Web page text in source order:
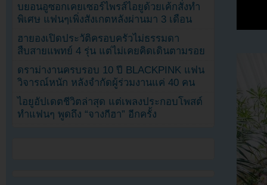
บยอนอูซอกเคยเซอร์ไพรส์ไอยูด้วยเค้กสั่งทำ
พิเศษ แฟนๆเพิ่งสังเกตหลังผ่านมา 3 เดือน
ฮายองเปิดประวัติครอบครัวไม่ธรรมดา
สืบสายแพทย์ 4 รุ่น แต่ไม่เคยคิดเดินตามรอย
ดราม่างานครบรอบ 10 ปี BLACKPINK แฟน
วิจารณ์หนัก หลังจำกัดผู้ร่วมงานแค่ 40 คน
ไอยูอัปเดตชีวิตล่าสุด แต่เพลงประกอบโพสต์
ทำแฟนๆ พูดถึง “จางกีฮา” อีกครั้ง